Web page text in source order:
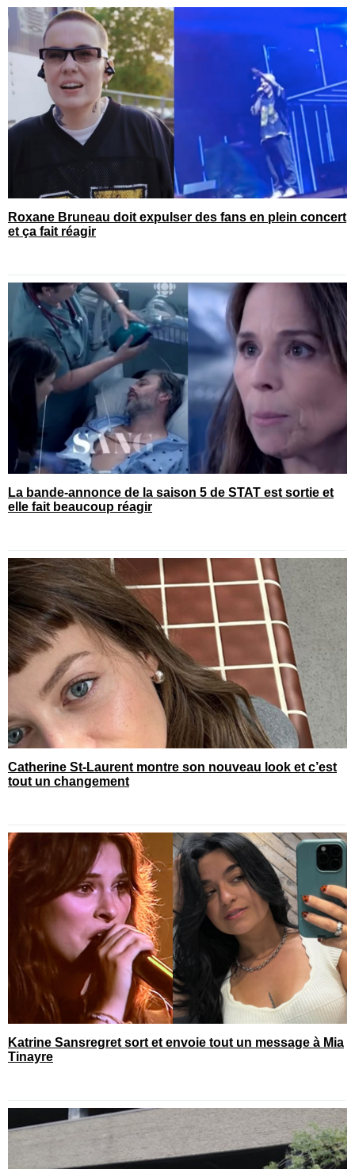
Roxane Bruneau doit expulser des fans en plein concert
et ça fait réagir
La bande-annonce de la saison 5 de STAT est sortie et
elle fait beaucoup réagir
Catherine St-Laurent montre son nouveau look et c’est
tout un changement
Katrine Sansregret sort et envoie tout un message à Mia
Tinayre